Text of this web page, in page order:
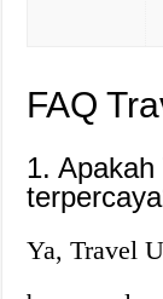
FAQ
1.
Ya, Travel